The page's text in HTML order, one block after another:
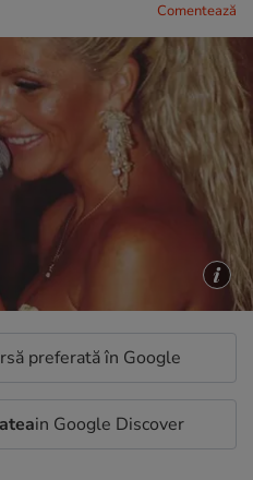
Comentează
preferată în Google
in Google Discover